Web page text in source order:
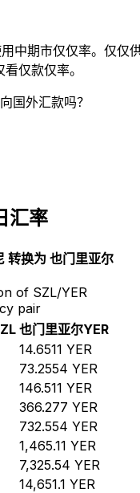
中期市仅仅率。仅仅
看仅款仅率。
国外汇款吗？
汇率
转换为 也门里亚尔
of SZL/YER
pair
也门里亚尔YER
14.6511 YER
73.2554 YER
146.511 YER
366.277 YER
732.554 YER
1,465.11 YER
7,325.54 YER
14,651.1 YER